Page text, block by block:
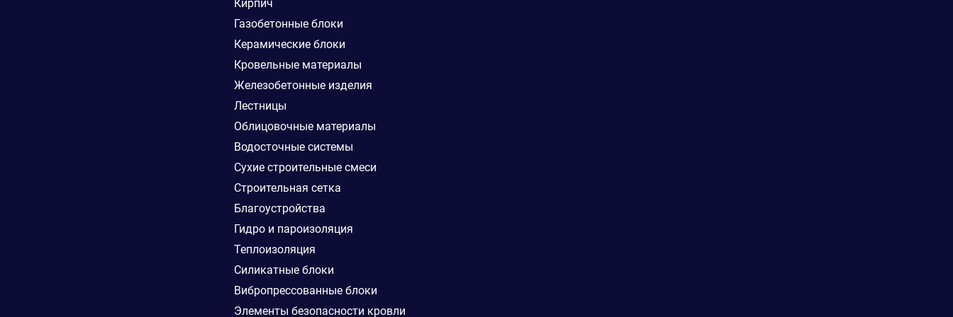
Кирпич
Газобетонные блоки
Керамические блоки
Кровельные материалы
Железобетонные изделия
Лестницы
Облицовочные материалы
Водосточные системы
Сухие строительные смеси
Строительная сетка
Благоустройства
Гидро и пароизоляция
Теплоизоляция
Силикатные блоки
Вибропрессованные блоки
Элементы безопасности кровли